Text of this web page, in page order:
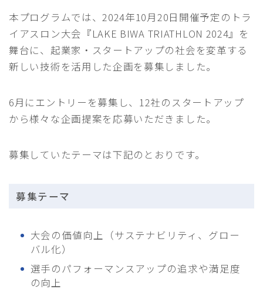
本プログラムでは、2024年10月20日開催予定のトラ
イアスロン大会『LAKE BIWA TRIATHLON 2024』を
舞台に、起業家・スタートアップの社会を変革する
新しい技術を活用した企画を募集しました。
6月にエントリーを募集し、12社のスタートアップ
から様々な企画提案を応募いただきました。
募集していたテーマは下記のとおりです。
募集テーマ
大会の価値向上（サステナビリティ、グロー
バル化）
選手のパフォーマンスアップの追求や満足度
の向上